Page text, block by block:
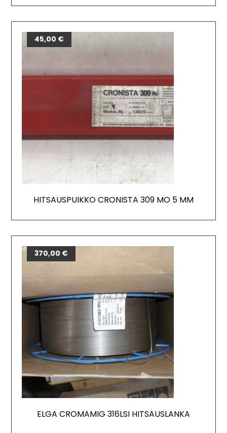
HITSAUSPUIKKO CRONISTA 309 MO 5 MM
45,00 €
ELGA CROMAMIG 316LSI HITSAUSLANKA
370,00 €